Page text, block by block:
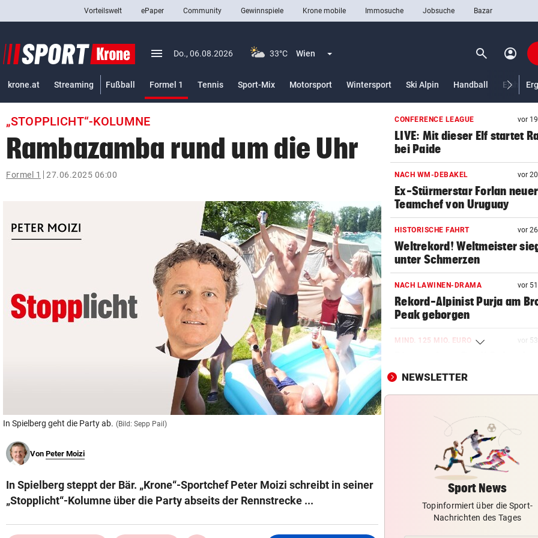
closeSchließen
Abonnieren
arrow_right
pin_drop
bookmark
© Krone Multimedia GmbH & Co KG 2026
Muthgasse 2, 1190 Wien
Vorteilswelt ePaper Community Gewinnspiele Krone mobile Immosuche Jobsuche Bazar
menu Menü aufklappen
Do., 06.08.2026 33°C Wien Menü aufklappen search Suchen
account_circle
krone.at Streaming Fußball Formel 1
Tennis
Sport-Mix Motorsport Wintersport Ski Alpin Handball
„STOPPLICHT“-KOLUMNE
Rambazamba rund um die Uhr
Formel 1 27.06.2025 06:00
In Spielberg geht die Party ab. (Bild: Sepp Pail)
Von Peter Moizi
In Spielberg steppt der Bär. „Krone“-Sportchef Peter Moizi schreibt in seiner
„Stopplicht“-Kolumne über die Party abseits der Rennstrecke ...
CONFERENCE LEAGUE vor
LIVE: Mit dieser Elf startet
bei Paide
NACH WM-DEBAKEL vor
Ex-Stürmerstar Forlan neuer
Teamchef von Uruguay
HISTORISCHE FAHRT vor
Weltrekord! Weltmeister
unter Schmerzen
NACH LAWINEN-DRAMA vor
Rekord-Alpinist Purja am
Peak geborgen
MIND. 125 MIO. EURO vor
für Leipzig fix
WENDE KURZ VOR ANPFIFF vor
Spiel der Austria
OFFENSIVE VERSTÄRKUNG
Wunschspieler! GAK angelt
junges ÖFB-Juwel
TÜRKEI-DEAL OFFIZIELL
17 Mio. Euro pro Jahr! Salah
NEWSLETTER
Sport News
Topinformiert über die Sport-
Nachrichten des Tages